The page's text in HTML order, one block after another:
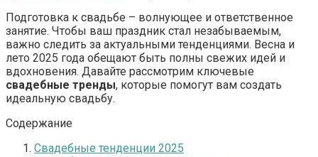
Подготовка к свадьбе – волнующее и ответственное
занятие. Чтобы ваш праздник стал незабываемым,
важно следить за актуальными тенденциями. Весна и
лето 2025 года обещают быть полны свежих идей и
вдохновения. Давайте рассмотрим ключевые
свадебные тренды, которые помогут вам создать
идеальную свадьбу.
Содержание
Свадебные тенденции 2025